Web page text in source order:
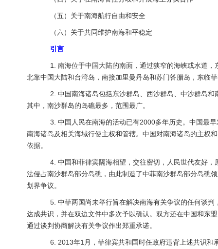
（五）关于南海航行自由和安全
（六）关于共同维护南海和平稳定
引言
1. 南海位于中国大陆的南面，通过狭窄的海峡或水道，
北靠中国大陆和台湾岛，南接加里曼丹岛和苏门答腊岛，东临
2. 中国南海诸岛包括东沙群岛、西沙群岛、中沙群岛和
其中，南沙群岛的岛礁最多，范围最广。
3. 中国人民在南海的活动已有2000多年历史。中国最早
南海诸岛及相关海域行使主权和管辖。中国对南海诸岛的主权
依据。
4. 中国和菲律宾隔海相望，交往密切，人民世代友好，
法侵占南沙群岛部分岛礁，由此制造了中菲南沙群岛部分岛礁
划界争议。
5. 中菲两国尚未举行旨在解决南海有关争议的任何谈判
达成共识，并在双边文件中多次予以确认。双方还在中国和东
通过谈判协商解决有关争议作出郑重承诺。
6. 2013年1月，菲律宾共和国时任政府违背上述共识和